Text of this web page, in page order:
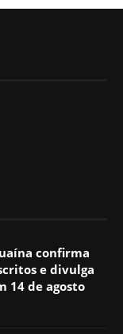
confirma
e divulga
14 de agosto